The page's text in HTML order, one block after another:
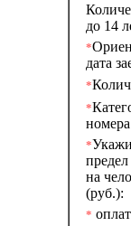
до 14
*
дата
*
*
*
на
(руб.):
*